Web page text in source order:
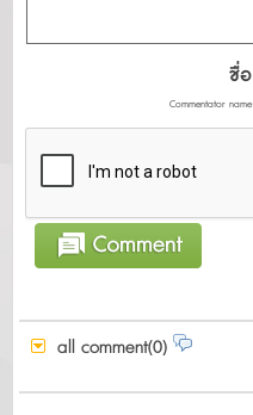
ชื่อ
Commentator name
all comment(0)